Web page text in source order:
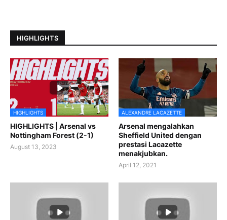
HIGHLIGHTS
HIGHLIGHTS
HIGHLIGHTS | Arsenal vs
Nottingham Forest (2-1)
August 13, 2023
ALEXANDRE LACAZETTE
Arsenal mengalahkan
Sheffield United dengan
prestasi Lacazette
menakjubkan.
April 12, 2021